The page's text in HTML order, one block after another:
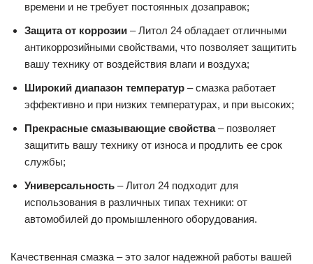
времени и не требует постоянных дозаправок;
Защита от коррозии – Литол 24 обладает отличными
антикоррозийными свойствами, что позволяет защитить
вашу технику от воздействия влаги и воздуха;
Широкий диапазон температур – смазка работает
эффективно и при низких температурах, и при высоких;
Прекрасные смазывающие свойства– позволяет
защитить вашу технику от износа и продлить ее срок
службы;
Универсальность – Литол 24 подходит для
использования в различных типах техники: от
автомобилей до промышленного оборудования.
Качественная смазка – это залог надежной работы вашей